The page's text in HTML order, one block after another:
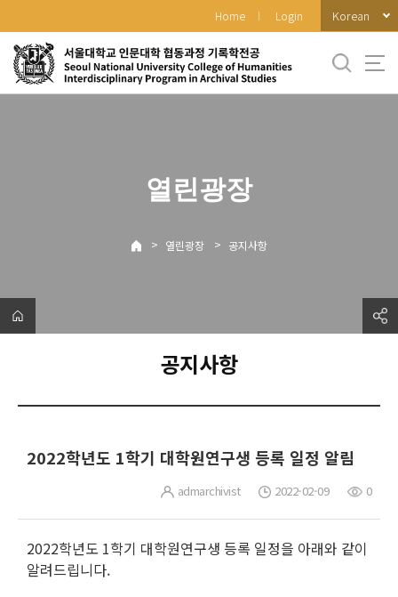
로
메
Home Login Korean
열린광장
> 열린광장 > 공지사항
공지사항
2022학년도 1학기 대학원연구생 등록 일정 알림
admarchivist 2022-02-09 0
2022학년도 1학기 대학원연구생 등록 일정을 아래와 같이
알려드립니다.